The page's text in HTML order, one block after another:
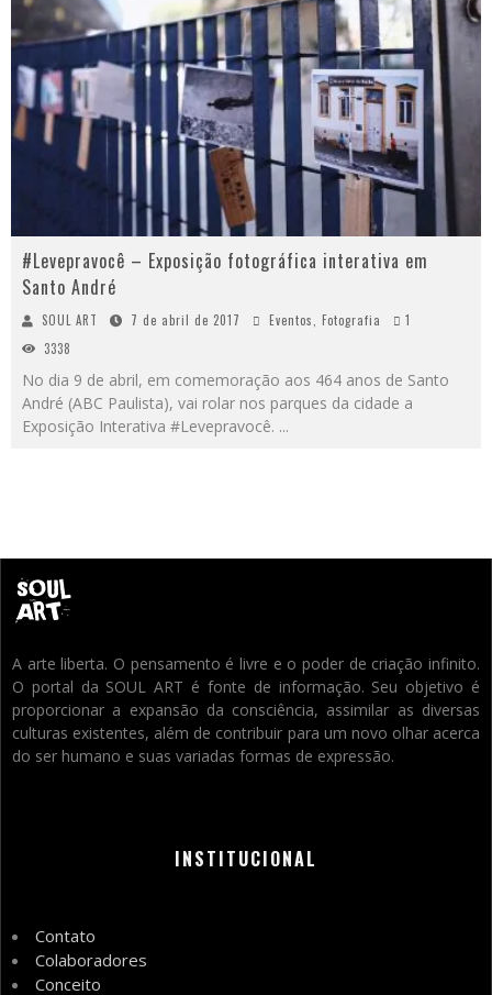
#Levepravocê – Exposição fotográfica interativa em
Santo André
SOUL ART 7 de abril de 2017 Eventos, Fotografia
1
3338
No dia 9 de abril, em comemoração aos 464 anos de Santo
André (ABC Paulista), vai rolar nos parques da cidade a
Exposição Interativa #Levepravocê. ...
A arte liberta. O pensamento é livre e o poder de criação infinito.
O portal da SOUL ART é fonte de informação. Seu objetivo é
proporcionar a expansão da consciência, assimilar as diversas
culturas existentes, além de contribuir para um novo olhar acerca
do ser humano e suas variadas formas de expressão.
INSTITUCIONAL
Contato
Colaboradores
Conceito